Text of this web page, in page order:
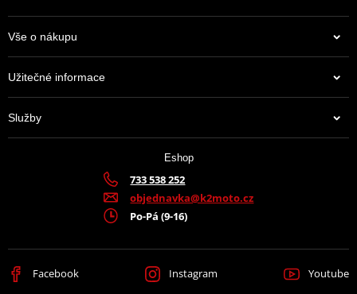
Vše o nákupu
Užitečné informace
Služby
Eshop
733 538 252
objednavka@k2moto.cz
Po-Pá (9-16)
Facebook Instagram Youtube